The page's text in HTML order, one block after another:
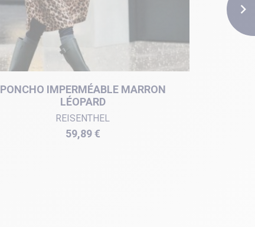
PONCHO IMPERMÉABLE MARRON
LÉOPARD
REISENTHEL
Prix
59,89 €
